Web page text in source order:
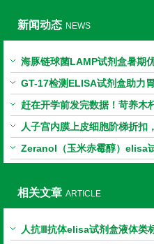
新闻动态 NEWS
海豚链球菌LAMP试剂盒暑期
GT-17检测ELISA试剂盒助力
相关指标样本定量研究
赶在开学前发完数据！苛养木
PCR检测试剂盒暑假优惠开启
人子宫内膜上皮细胞阶梯折扣
量更划算
Zeranol（玉米赤霉醇）elisa
相关文章 ARTICLE
人抗Ⅲ抗体elisa试剂盒液体类